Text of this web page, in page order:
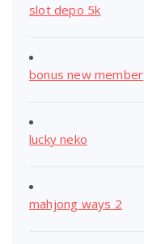
slot depo 5k
bonus new member
lucky neko
mahjong ways 2